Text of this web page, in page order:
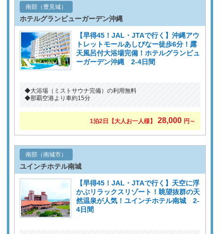
南部（豊見城）
ホテルグランビューガーデン沖縄
【早得45！JAL・JTAで行く】沖縄アウ
トレットモールあしびなー徒歩6分！露
天風呂付大浴場完備！ホテルグランビュ
ーガーデン沖縄 2-4日間
◆大浴場（ミストサウナ完備）の利用無料
◆那覇空港より車約15分
1泊2日 【大人お一人様】 28,000 円～
南部（南城市）
ユインチホテル南城
【早得45！JAL・JTAで行く】天空に浮
かぶリラックスリゾート！眺望抜群の天
然温泉が人気！ユインチホテル南城 2-
4日間